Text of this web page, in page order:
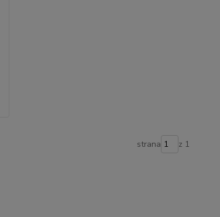
strana z 1